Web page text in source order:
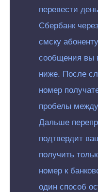
перевести
Сбербанк
смску
сообщения вы
ниже. После
номер
пробелы
Дальше
подтвердит
получить
номер к
один способ